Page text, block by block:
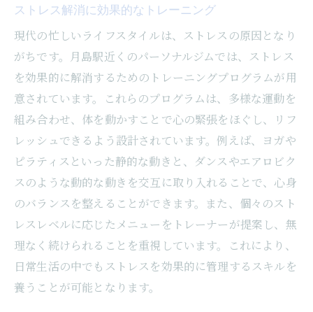
ストレス解消に効果的なトレーニング
現代の忙しいライフスタイルは、ストレスの原因となり
がちです。月島駅近くのパーソナルジムでは、ストレス
を効果的に解消するためのトレーニングプログラムが用
意されています。これらのプログラムは、多様な運動を
組み合わせ、体を動かすことで心の緊張をほぐし、リフ
レッシュできるよう設計されています。例えば、ヨガや
ピラティスといった静的な動きと、ダンスやエアロビク
スのような動的な動きを交互に取り入れることで、心身
のバランスを整えることができます。また、個々のスト
レスレベルに応じたメニューをトレーナーが提案し、無
理なく続けられることを重視しています。これにより、
日常生活の中でもストレスを効果的に管理するスキルを
養うことが可能となります。